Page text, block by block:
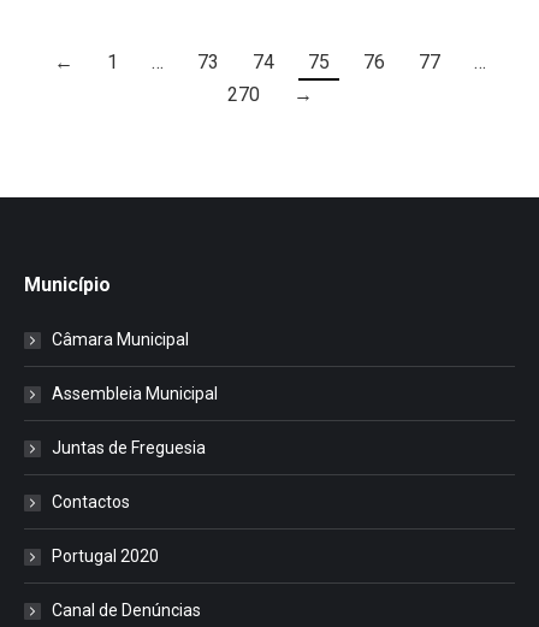
← 1 … 73 74 75 76 77
…
270
→
Município
Câmara Municipal
Assembleia Municipal
Juntas de Freguesia
Contactos
Portugal 2020
Canal de Denúncias